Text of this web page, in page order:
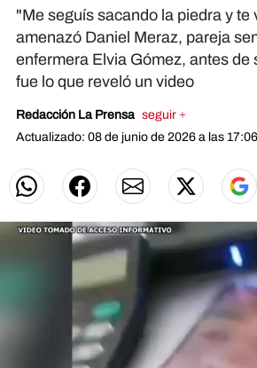
"Me seguís sacando la piedra y te
amenazó Daniel Meraz, pareja
enfermera Elvia Gómez, antes de
fue lo que reveló un video
Redacción La Prensa seguir +
Actualizado: 08 de junio de 2026 a las 17:06